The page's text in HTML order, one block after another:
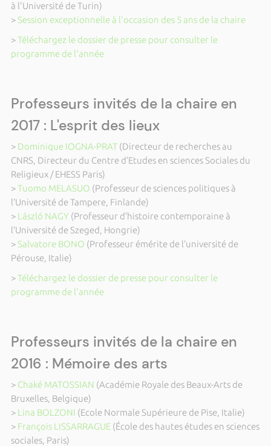
à l'Université de Turin)
> Session exceptionnelle à l'occasion des 5 ans de la chaire
>Téléchargez le dossier de presse pour consulter le
programme de l'année
Professeurs invités de la chaire en
2017 : L'esprit des lieux
> Dominique IOGNA-PRAT(Directeur de recherches au
CNRS, Directeur du Centre d’Etudes en sciences Sociales du
Religieux / EHESS Paris)
>Tuomo MELASUO (Professeur de sciences politiques à
l’Université de Tampere, Finlande)
> László NAGY (Professeur d’histoire contemporaine à
l’Université de Szeged, Hongrie)
> Salvatore BONO (Professeur émérite de l’université de
Pérouse, Italie)
>Téléchargez le dossier de presse pour consulter le
programme de l'année
Professeurs invités de la chaire en
2016 : Mémoire des arts
> Chaké MATOSSIAN (Académie Royale des Beaux-Arts de
Bruxelles, Belgique)
> Lina BOLZONI (Ecole Normale Supérieure de Pise, Italie)
> François LISSARRAGUE (École des hautes études en sciences
sociales, Paris)